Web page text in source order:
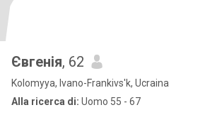
Євгенія, 62
Kolomyya, Ivano-Frankivs'k, Ucraina
Alla ricerca di: Uomo 55 - 67